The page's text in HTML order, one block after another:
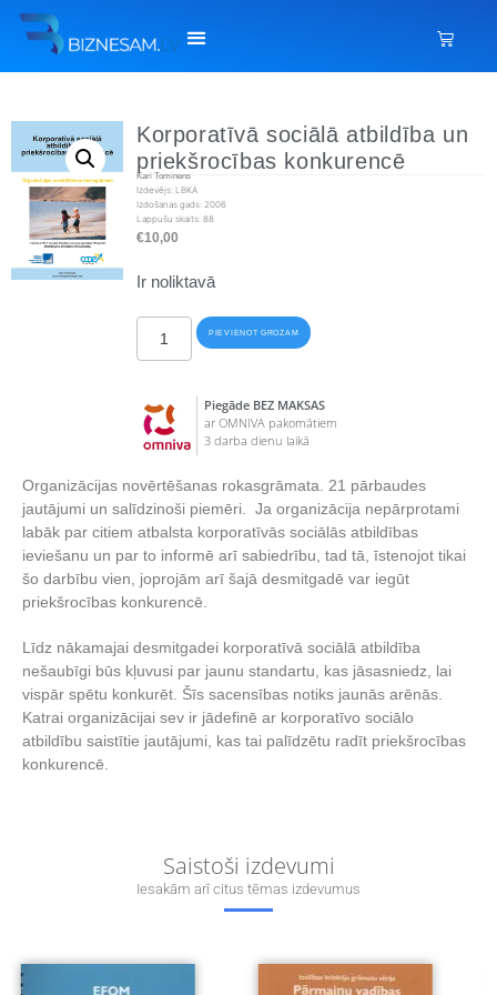
Korporatīvā sociālā atbildība un
priekšrocības konkurencē
Kari Tominens
Izdevējs: LBKA
Izdošanas gads: 2006
Lappušu skaits: 88
€10,00
Ir noliktavā
PIEVIENOT GROZAM
Piegāde BEZ MAKSAS
ar OMNIVA pakomātiem
3 darba dienu laikā
Organizācijas novērtēšanas rokasgrāmata. 21 pārbaudes
jautājumi un salīdzinoši piemēri. ​ Ja organizācija nepārprotami
labāk par citiem atbalsta korporatīvās sociālās atbildības
ieviešanu un par to informē arī sabiedrību, tad tā, īstenojot tikai
šo darbību vien, joprojām arī šajā desmitgadē var iegūt
priekšrocības konkurencē.
Līdz nākamajai desmitgadei korporatīvā sociālā atbildība
nešaubīgi būs kļuvusi par jaunu standartu, kas jāsasniedz, lai
vispār spētu konkurēt. Šīs sacensības notiks jaunās arēnās.
Katrai organizācijai sev ir jādefinē ar korporatīvo sociālo
atbildību saistītie jautājumi, kas tai palīdzētu radīt priekšrocības
konkurencē.
Saistoši izdevumi
Iesakām arī citus tēmas izdevumus